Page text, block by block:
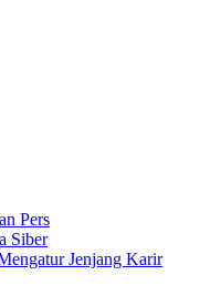
Pers
Siber
Jenjang Karir